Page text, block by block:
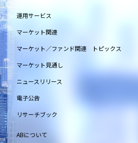
運用サービス
マーケット関連
マーケット／ファンド関連 トピックス
マーケット見通し
ニュースリリース
電子公告
リサーチブック
ABについて